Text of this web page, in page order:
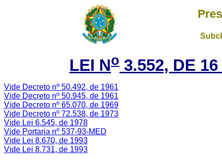
LEI No 3.552, DE
Vide Decreto nº 50.492, de 1961
Vide Decreto nº 50.945, de 1961
Vide Decreto nº 65.070, de 1969
Vide Decreto nº 72.538, de 1973
Vide Lei 6.545, de 1978
Vide Portaria nº 537-93-MED
Vide Lei 8.670, de 1993
Vide Lei 8.731, de 1993